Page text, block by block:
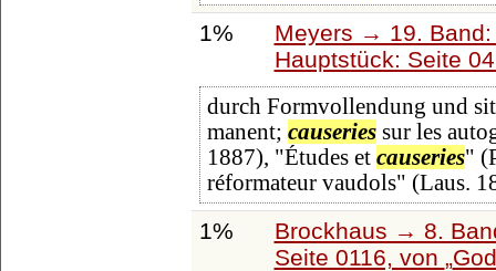
1%
Meyers → 19.
Hauptstück: Seite
durch Formvollendung und
manent; causeriessur les
1887), "Études et causeries"
réformateur vaudols" (Laus.
1%
Brockhaus → 8.
Seite 0116, von